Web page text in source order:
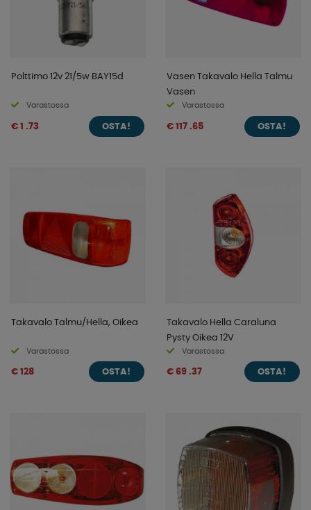
Polttimo 12v 21/5w BAY15d
Varastossa
€ 1 .73 OSTA!
Vasen Takavalo Hella Talmu
Vasen
Varastossa
€ 117 .65 OSTA!
Takavalo Talmu/Hella, Oikea
Varastossa
€ 128 OSTA!
Takavalo Hella Caraluna
Pysty Oikea 12V
Varastossa
€ 69 .37 OSTA!